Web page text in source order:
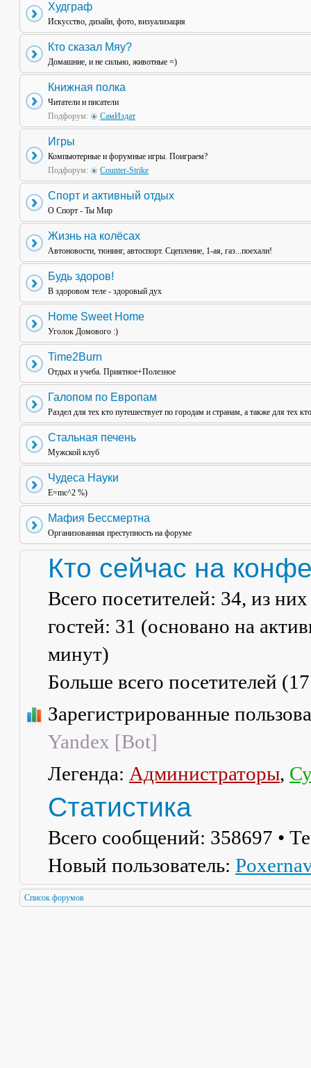
Худграф
Искусство, дизайн, фото, визуализация
Кто сказал Мяу?
Домашние, и не сильно, животные =)
Книжная полка
Читатели и писатели
Подфорум:
СамИздат
Игры
Компьютерные и форумные игры. Поиграем?
Подфорум:
Counter-Strike
Спорт и активный отдых
О Спорт - Ты Мир
Жизнь на колёсах
Автоновости, тюнинг, автоспорт. Сцепление, 1-ая, газ...поехали!
Будь здоров!
В здоровом теле - здоровый дух
Home Sweet Home
Уголок Домового :)
Time2Burn
Отдых и учеба. Приятное+Полезное
Галопом по Европам
Раздел для тех кто путешествует по городам и странам, а также для тех
Стальная печень
Мужской клуб
Чудеса Науки
E=mc^2 %)
Мафия Бессмертна
Организованная преступность на форуме
Кто сейчас на
Всего посетителей: 34, из
гостей: 31 (основано на
минут)
Больше всего посетителей (
Зарегистрированные
Yandex [Bot]
Легенда: Администраторы,
Статистика
Всего сообщений: 358697 •
Новый пользователь:
Список форумов